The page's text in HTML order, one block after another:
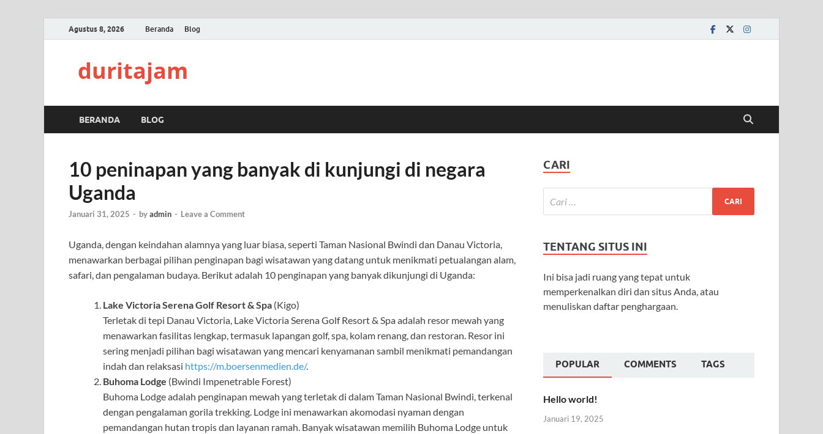
Agustus 8, 2026 Beranda Blog
duritajam
BERANDA BLOG
10 peninapan yang banyak di kunjungi di negara
Uganda
Januari 31, 2025 - byadmin - Leave a Comment
Uganda, dengan keindahan alamnya yang luar biasa, seperti Taman Nasional Bwindi dan Danau Victoria,
menawarkan berbagai pilihan penginapan bagi wisatawan yang datang untuk menikmati petualangan alam,
safari, dan pengalaman budaya. Berikut adalah 10 penginapan yang banyak dikunjungi di Uganda:
Lake Victoria Serena Golf Resort & Spa (Kigo)
Terletak di tepi Danau Victoria, Lake Victoria Serena Golf Resort & Spa adalah resor mewah yang
menawarkan fasilitas lengkap, termasuk lapangan golf, spa, kolam renang, dan restoran. Resor ini
sering menjadi pilihan bagi wisatawan yang mencari kenyamanan sambil menikmati pemandangan
indah dan relaksasi https://m.boersenmedien.de/.
Buhoma Lodge (Bwindi Impenetrable Forest)
Buhoma Lodge adalah penginapan mewah yang terletak di dalam Taman Nasional Bwindi, terkenal
dengan pengalaman gorila trekking. Lodge ini menawarkan akomodasi nyaman dengan
pemandangan hutan tropis dan layanan ramah. Banyak wisatawan memilih Buhoma Lodge untuk
CARI
TENTANG SITUS INI
Ini bisa jadi ruang yang tepat untuk
memperkenalkan diri dan situs Anda, atau
menuliskan daftar penghargaan.
POPULAR COMMENTS TAGS
Hello world!
Januari 19, 2025